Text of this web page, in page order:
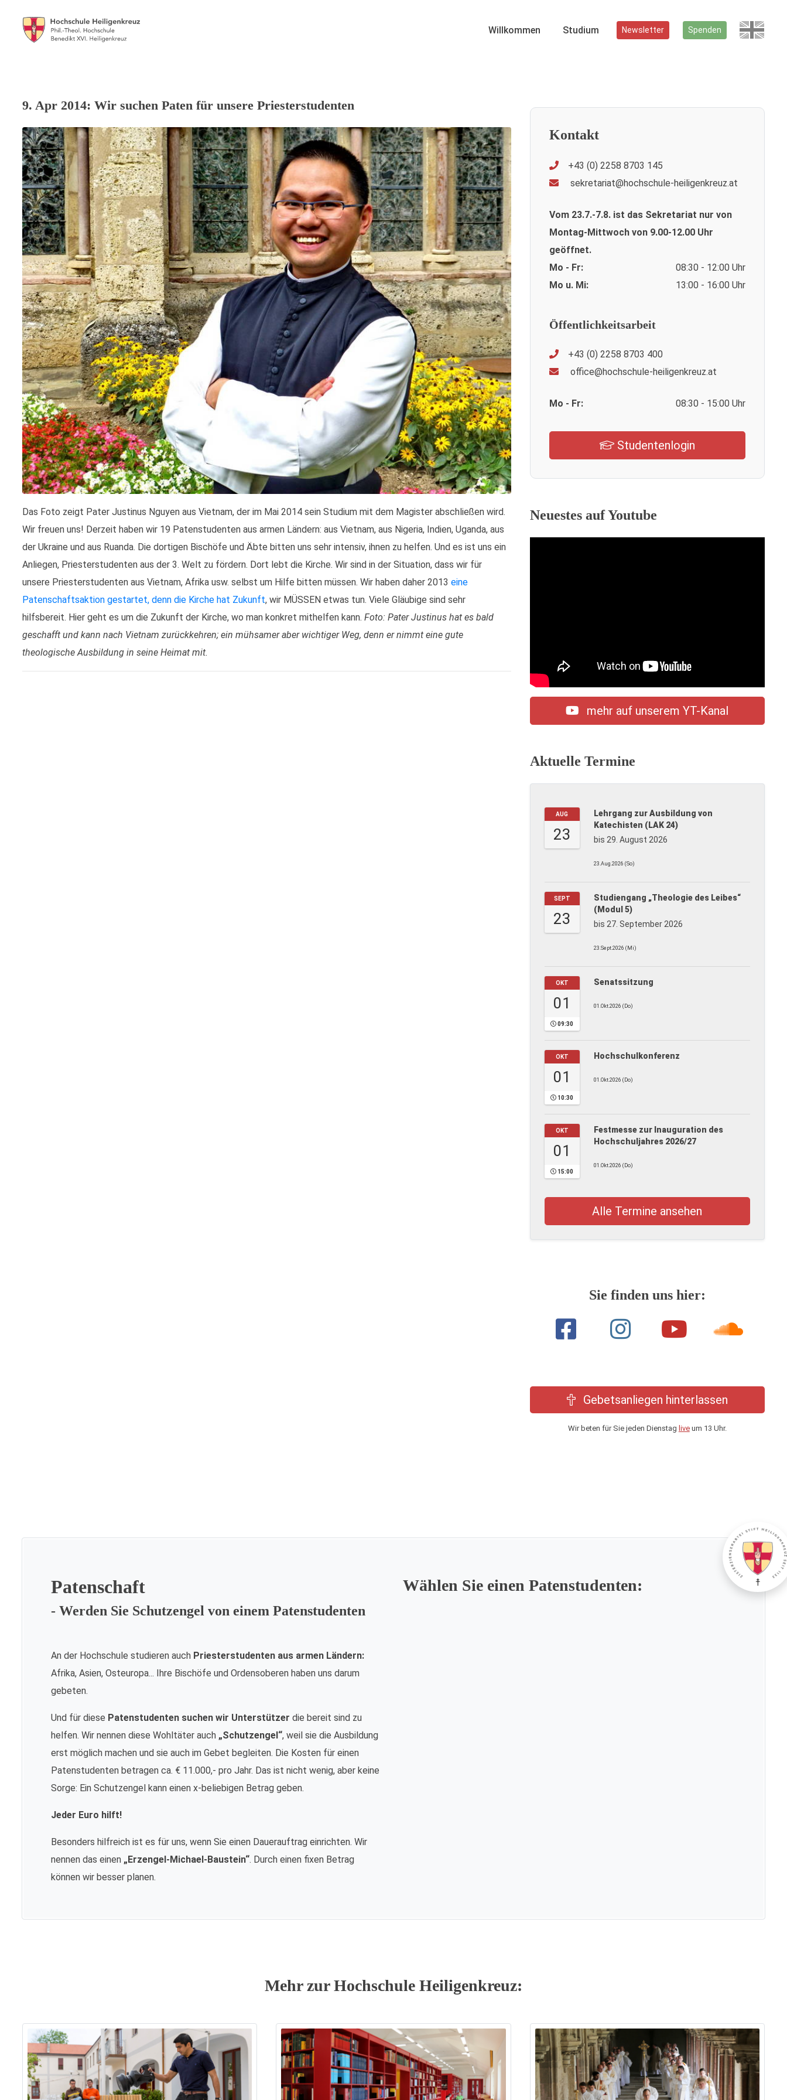
Willkommen Studium Newsletter Spenden
9. Apr 2014: Wir suchen Paten für unsere Priesterstudenten
Das Foto zeigt Pater Justinus Nguyen aus Vietnam, der im Mai 2014 sein Studium mit dem Magister abschließen wird.
Wir freuen uns! Derzeit haben wir 19 Patenstudenten aus armen Ländern: aus Vietnam, aus Nigeria, Indien, Uganda, aus
der Ukraine und aus Ruanda. Die dortigen Bischöfe und Äbte bitten uns sehr intensiv, ihnen zu helfen. Und es ist uns ein
Anliegen, Priesterstudenten aus der 3. Welt zu fördern. Dort lebt die Kirche. Wir sind in der Situation, dass wir für
unsere Priesterstudenten aus Vietnam, Afrika usw. selbst um Hilfe bitten müssen. Wir haben daher 2013 eine
Patenschaftsaktion gestartet, denn die Kirche hat Zukunft, wir MÜSSEN etwas tun. Viele Gläubige sind sehr
hilfsbereit. Hier geht es um die Zukunft der Kirche, wo man konkret mithelfen kann. Foto: Pater Justinus hat es bald
geschafft und kann nach Vietnam zurückkehren; ein mühsamer aber wichtiger Weg, denn er nimmt eine gute
theologische Ausbildung in seine Heimat mit.
Kontakt
+43 (0) 2258 8703 145
sekretariat@hochschule-heiligenkreuz.at
Vom 23.7.-7.8. ist das Sekretariat nur von
Montag-Mittwoch von 9.00-12.00 Uhr
geöffnet.
Mo - Fr:
08:30 - 12:00 Uhr
Mo u. Mi:
13:00 - 16:00 Uhr
Öffentlichkeitsarbeit
+43 (0) 2258 8703 400
office@hochschule-heiligenkreuz.at
Mo - Fr: 08:30 - 15:00 Uhr
Studentenlogin
Neuestes auf Youtube
mehr auf unserem YT-Kanal
Aktuelle Termine
AUG
23
Lehrgang zur Ausbildung von
Katechisten (LAK 24)
bis 29. August 2026
23.Aug.2026 (So)
SEPT
23
Studiengang „Theologie des Leibes“
(Modul 5)
bis 27. September 2026
23.Sept.2026 (Mi)
OKT
01
09:30
Senatssitzung
01.Okt.2026 (Do)
OKT
01
10:30
Hochschulkonferenz
01.Okt.2026 (Do)
OKT
01
15:00
Festmesse zur Inauguration des
Hochschuljahres 2026/27
01.Okt.2026 (Do)
Alle Termine ansehen
Sie finden uns hier:
Gebetsanliegen hinterlassen
Wir beten für Sie jeden Dienstag liveum 13 Uhr.
Patenschaft
- Werden Sie Schutzengel von einem Patenstudenten
An der Hochschule studieren auch Priesterstudenten aus armen Ländern:
Afrika, Asien, Osteuropa... Ihre Bischöfe und Ordensoberen haben uns darum
gebeten.
Und für diese Patenstudenten suchen wir Unterstützer die bereit sind zu
helfen. Wir nennen diese Wohltäter auch „Schutzengel“, weil sie die Ausbildung
erst möglich machen und sie auch im Gebet begleiten. Die Kosten für einen
Patenstudenten betragen ca. € 11.000,- pro Jahr. Das ist nicht wenig, aber keine
Sorge: Ein Schutzengel kann einen x-beliebigen Betrag geben.
Jeder Euro hilft!
Besonders hilfreich ist es für uns, wenn Sie einen Dauerauftrag einrichten. Wir
nennen das einen „Erzengel-Michael-Baustein“. Durch einen fixen Betrag
können wir besser planen.
Wählen Sie einen Patenstudenten:
Mehr zur Hochschule Heiligenkreuz: